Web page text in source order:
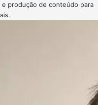
produção de conteúdo para